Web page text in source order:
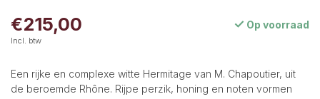
€215,00
Incl. btw
Op voorraad
Een rijke en complexe witte Hermitage van M. Chapoutier, uit
de beroemde Rhône. Rijpe perzik, honing en noten vormen